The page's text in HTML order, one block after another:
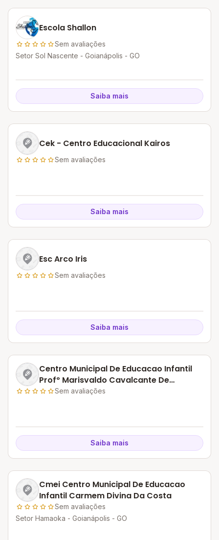
Escola Shallon
Sem avaliações
Setor Sol Nascente - Goianápolis - GO
Saiba mais
Cek - Centro Educacional Kairos
Sem avaliações
Saiba mais
Esc Arco Iris
Sem avaliações
Saiba mais
Centro Municipal De Educacao Infantil
Profº Marisvaldo Cavalcante De
Almeida
Sem avaliações
Saiba mais
Cmei Centro Municipal De Educacao
Infantil Carmem Divina Da Costa
Sem avaliações
Setor Hamaoka - Goianápolis - GO